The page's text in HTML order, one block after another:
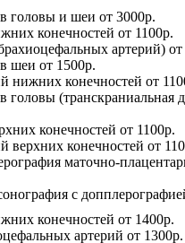
головы и шеи от 3000р.
конечностей от 1100р.
артерий) от
шеи от 1500р.
нижних конечностей от
головы (транскраниальная
конечностей от 1100р.
верхних конечностей от
маточно-
с
конечностей от 1400р.
артерий от 1300р.